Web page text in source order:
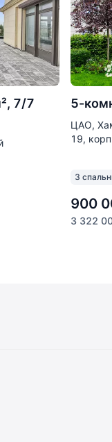
7/7
5-
ЦАО,
19,
3
900
3 322